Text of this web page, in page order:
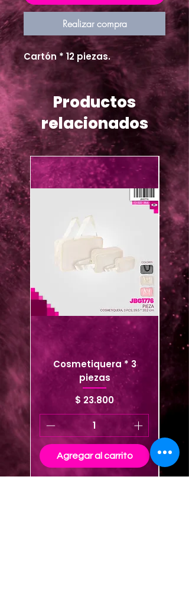
Realizar compra
Cartón * 12 piezas.
Productos
relacionados
Cosmetiquera * 3
piezas
Precio
$ 23.800
Agregar al carrito